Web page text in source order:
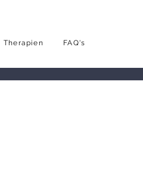
Therapien FAQ's